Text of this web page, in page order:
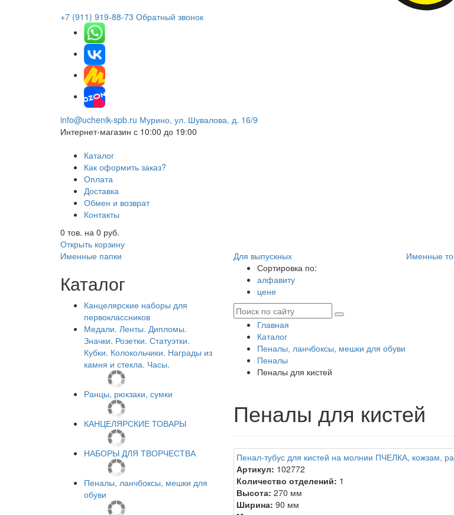
+7 (911) 919-88-73 Обратный звонок
info@uchenik-spb.ru Мурино, ул. Шувалова, д. 16/9
Интернет-магазин с 10:00 до 19:00
Каталог
Как оформить заказ?
Оплата
Доставка
Обмен и возврат
Контакты
0 тов. на 0 руб.
Открыть корзину
Именные папки
Для выпускных Именные
Каталог
Канцелярские наборы для
первоклассников
Медали. Ленты. Дипломы.
Значки. Розетки. Статуэтки.
Кубки. Колокольчики. Награды из
камня и стекла. Часы.
Ранцы, рюкзаки, сумки
КАНЦЕЛЯРСКИЕ ТОВАРЫ
НАБОРЫ ДЛЯ ТВОРЧЕСТВА
Пеналы, ланчбоксы, мешки для
обуви
Сортировка по:
алфавиту
цене
Главная
Каталог
Пеналы, ланчбоксы, мешки для обуви
Пеналы
Пеналы для кистей
Пеналы для кистей
Пенал-тубус для кистей на молнии ПЧЕЛКА, кожзам,
Артикул: 102772
Количество отделений: 1
Высота: 270 мм
Ширина: 90 мм